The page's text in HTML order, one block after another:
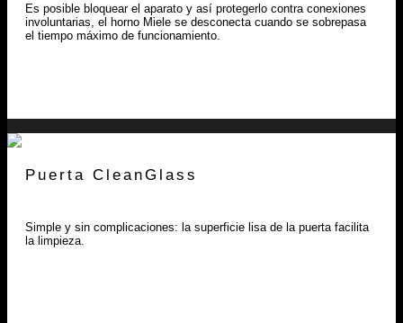
Es posible bloquear el aparato y así protegerlo contra conexiones
involuntarias, el horno Miele se desconecta cuando se sobrepasa
el tiempo máximo de funcionamiento.
Puerta CleanGlass
Simple y sin complicaciones: la superficie lisa de la puerta facilita
la limpieza.